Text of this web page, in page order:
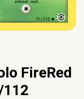
FireRed
112